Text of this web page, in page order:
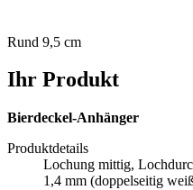
Rund 9,5 cm
Ihr Produkt
Bierdeckel-Anhänger
Produktdetails
Lochung mittig,
1,4 mm (doppelseitig